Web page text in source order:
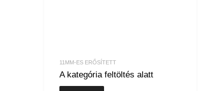
11MM-ES ERŐSÍTETT
A kategória feltöltés alatt